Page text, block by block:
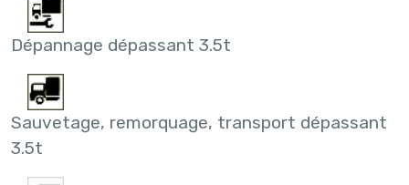
Dépannage dépassant 3.5t
Sauvetage, remorquage, transport dépassant
3.5t